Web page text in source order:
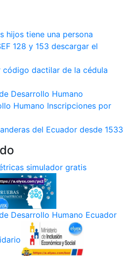
hijos tiene una persona
128 y 153 descargar el
código dactilar de la cédula
Desarrollo Humano
Humano Inscripciones por
del Ecuador desde 1533
simulador gratis
Desarrollo Humano Ecuador